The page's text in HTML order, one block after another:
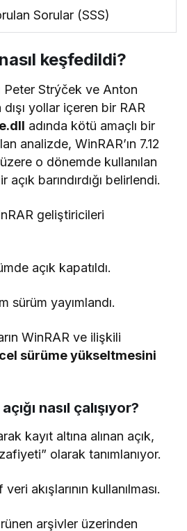
Sorular (SSS)
keşfedildi?
Peter Strýček ve Anton
yollar içeren bir RAR
adında kötü amaçlı bir
analizde, WinRAR’ın 7.12
o dönemde kullanılan
barındırdığı belirlendi.
geliştiricileri
açık kapatıldı.
sürüm yayımlandı.
WinRAR ve ilişkili
sürüme yükseltmesini
nasıl çalışıyor?
kayıt altına alınan açık,
olarak tanımlanıyor.
akışlarının kullanılması.
arşivler üzerinden